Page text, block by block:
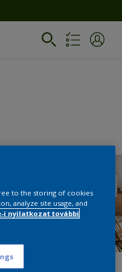
to the storing of cookies
analyze site usage, and
i nyilatkozat további